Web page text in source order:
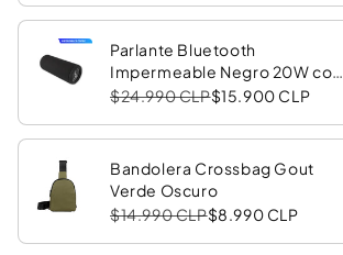
Parlante Bluetooth
Impermeable Negro 20W con
Luz LED RGB PV26 Copec
$24.990 CLP$15.900 CLP
Bandolera Crossbag Gout
Verde Oscuro
$14.990 CLP$8.990 CLP